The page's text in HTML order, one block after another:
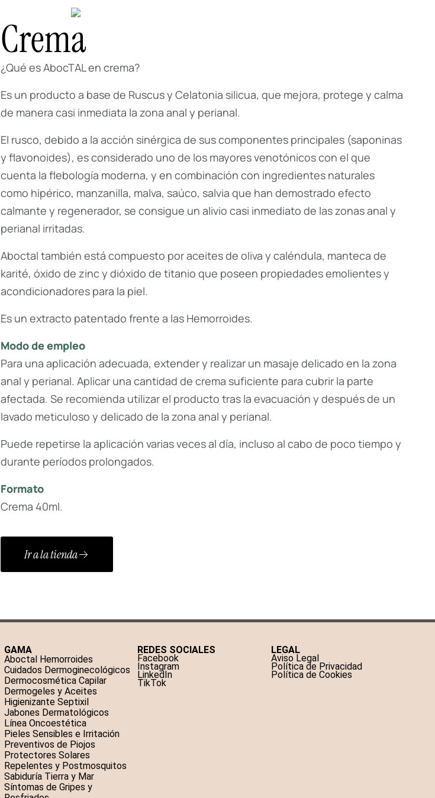
Crema
¿Qué es AbocTAL en crema?
Es un producto a base de Ruscus y Celatonia silicua, que mejora, protege y calma
de manera casi inmediata la zona anal y perianal.
El rusco, debido a la acción sinérgica de sus componentes principales (saponinas
y flavonoides), es considerado uno de los mayores venotónicos con el que
cuenta la flebología moderna, y en combinación con ingredientes naturales
como hipérico, manzanilla, malva, saúco, salvia que han demostrado efecto
calmante y regenerador, se consigue un alivio casi inmediato de las zonas anal y
perianal irritadas.
Aboctal también está compuesto por aceites de oliva y caléndula, manteca de
karité, óxido de zinc y dióxido de titanio que poseen propiedades emolientes y
acondicionadores para la piel.
Es un extracto patentado frente a las Hemorroides.
Modo de empleo
Para una aplicación adecuada, extender y realizar un masaje delicado en la zona
anal y perianal. Aplicar una cantidad de crema suficiente para cubrir la parte
afectada. Se recomienda utilizar el producto tras la evacuación y después de un
lavado meticuloso y delicado de la zona anal y perianal.
Puede repetirse la aplicación varias veces al día, incluso al cabo de poco tiempo y
durante períodos prolongados.
Formato
Crema 40ml.
Ir a la tienda
GAMA
Aboctal Hemorroides
Cuidados Dermoginecológicos
Dermocosmética Capilar
Dermogeles y Aceites
Higienizante Septixil
Jabones Dermatológicos
Línea Oncoestética
Pieles Sensibles e Irritación
Preventivos de Piojos
Protectores Solares
Repelentes y Postmosquitos
Sabiduría Tierra y Mar
Síntomas de Gripes y
REDES SOCIALES
Facebook
Instagram
LinkedIn
TikTok
LEGAL
Aviso Legal
Política de Privacidad
Política de Cookies